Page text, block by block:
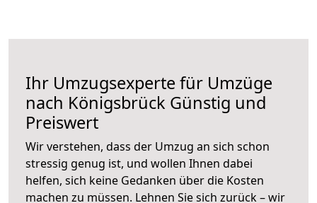
Ihr Umzugsexperte für Umzüge
nach Königsbrück Günstig und
Preiswert
Wir verstehen, dass der Umzug an sich schon
stressig genug ist, und wollen Ihnen dabei
helfen, sich keine Gedanken über die Kosten
machen zu müssen. Lehnen Sie sich zurück – wir